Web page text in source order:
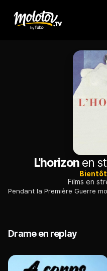
L'horizonen
Films en
Drame en replay